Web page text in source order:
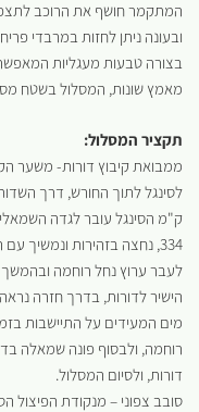
המתקמר חושף את הרוכב
ובעונה ניתן לחזות במרבדי
בצורה טבעות מעגליות
מאמץ שונות, המסלול בשטח
תקציר המסלול:
ממבואת קיבוץ דורות- משער
ק"מ הסינגל עובר לגדה
334, נחצה בזהירות ונמשיך
לעבר ערוץ נחל רוחמה ובהמשך
הישיר לדורות, בדרך חזרה
מים המעידים על התיישבות
רוחמה, ולבסוף פונה שמאלה
דורות, ולסיום המסלול.
סובב צפוני – מנקודת